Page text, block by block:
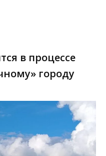
в процессе
городу